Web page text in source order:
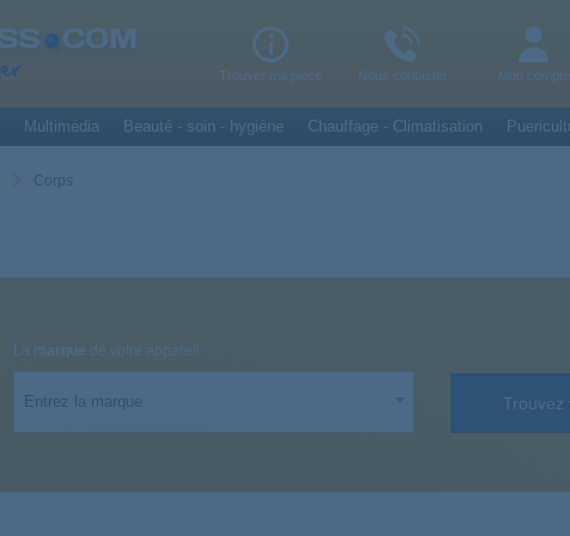
Trouver ma pièce Nous contacter Mon compte
Multimédia Beauté - soin - hygiène Chauffage - Climatisation
Corps
La marque de votre appareil
Entrez la marque Trouvez